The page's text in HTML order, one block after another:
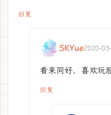
回复
SKYue2020-
看来同好，喜欢玩
回复